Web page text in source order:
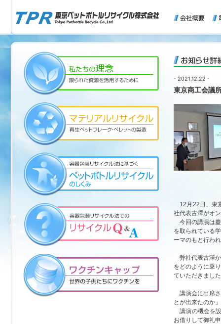
- 2021.12.22 -
東京商工会議
12月22日、東
社代表古澤がオ
今回の講演は慶
を取られている
ーマのもと行わ
弊社代表古澤か
をどのように乗
ていただきまし
講演会に出席さ
とが出来たのか
講演の機会を
お借りして御礼